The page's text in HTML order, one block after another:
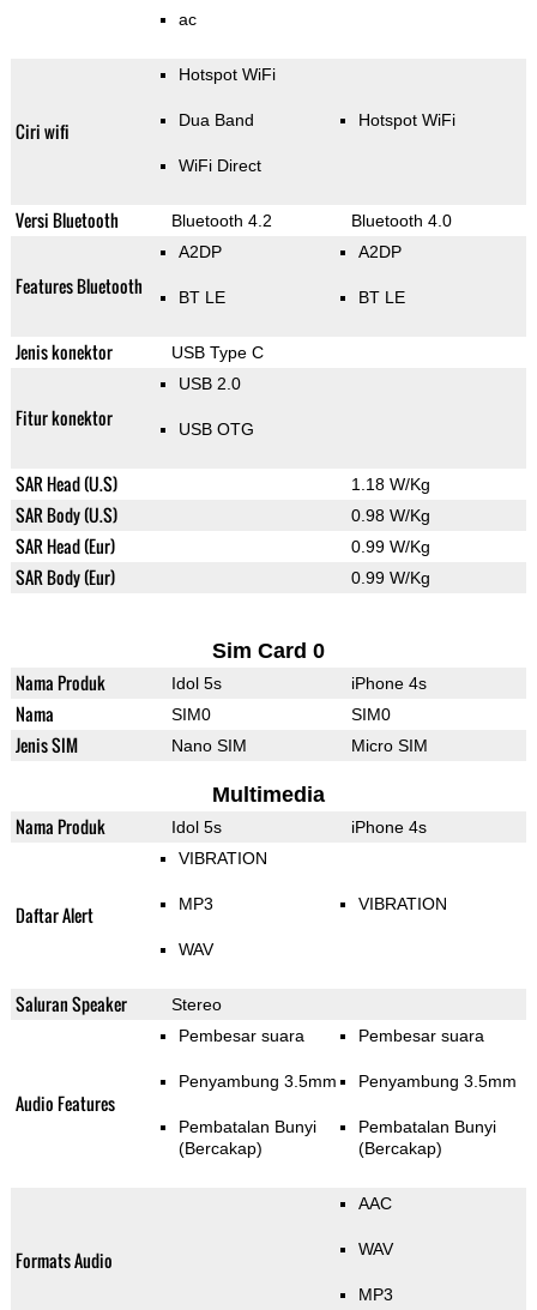
ac
Ciri wifi
Hotspot WiFi
Dua Band
WiFi Direct
Hotspot WiFi
Versi Bluetooth Bluetooth 4.2 Bluetooth 4.0
Features Bluetooth
A2DP
BT LE
A2DP
BT LE
Jenis konektor USB Type C
Fitur konektor
USB 2.0
USB OTG
SAR Head (U.S) 1.18 W/Kg
SAR Body (U.S) 0.98 W/Kg
SAR Head (Eur) 0.99 W/Kg
SAR Body (Eur) 0.99 W/Kg
Sim Card 0
Nama Produk Idol 5s iPhone 4s
Nama SIM0 SIM0
Jenis SIM Nano SIM Micro SIM
Multimedia
Nama Produk Idol 5s iPhone 4s
Daftar Alert
VIBRATION
MP3
WAV
VIBRATION
Saluran Speaker Stereo
Audio Features
Pembesar suara
Penyambung 3.5mm
Pembatalan Bunyi
(Bercakap)
Pembesar suara
Penyambung 3.5mm
Pembatalan Bunyi
(Bercakap)
Formats Audio
AAC
WAV
MP3